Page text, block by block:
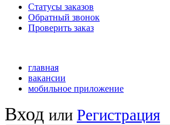
Статусы заказов
Обратный звонок
Проверить заказ
главная
вакансии
мобильное приложение
Вход или Регистрация